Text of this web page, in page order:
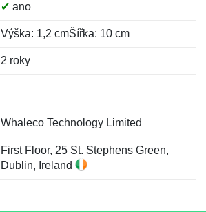
✔ ano
Výška: 1,2 cmŠířka: 10 cm
2 roky
Whaleco Technology Limited
First Floor, 25 St. Stephens Green,
Dublin, Ireland